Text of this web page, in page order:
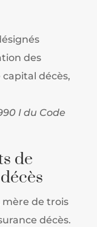
des
décès,
I du Code
de
de trois
décès.